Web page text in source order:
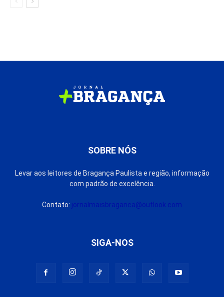
SOBRE NÓS
Levar aos leitores de Bragança Paulista e região, informação
com padrão de excelência.
Contato: jornalmaisbraganca@outlook.com
SIGA-NOS